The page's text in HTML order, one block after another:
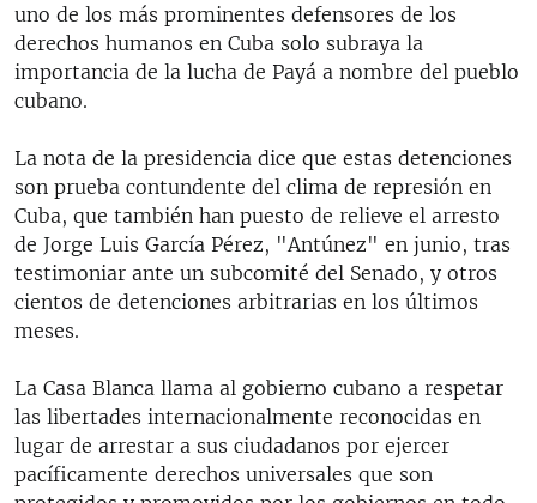
uno de los más prominentes defensores de los
derechos humanos en Cuba solo subraya la
importancia de la lucha de Payá a nombre del pueblo
cubano.
La nota de la presidencia dice que estas detenciones
son prueba contundente del clima de represión en
Cuba, que también han puesto de relieve el arresto
de Jorge Luis García Pérez, "Antúnez" en junio, tras
testimoniar ante un subcomité del Senado, y otros
cientos de detenciones arbitrarias en los últimos
meses.
La Casa Blanca llama al gobierno cubano a respetar
las libertades internacionalmente reconocidas en
lugar de arrestar a sus ciudadanos por ejercer
pacíficamente derechos universales que son